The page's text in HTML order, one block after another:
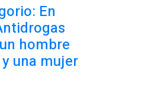
En
hombre
una mujer